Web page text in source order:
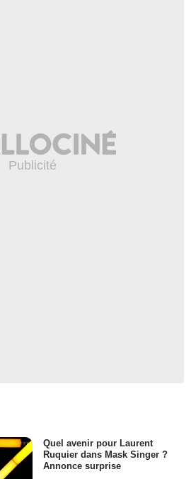
Quel avenir pour Laurent
Ruquier dans Mask Singer ?
Annonce surprise